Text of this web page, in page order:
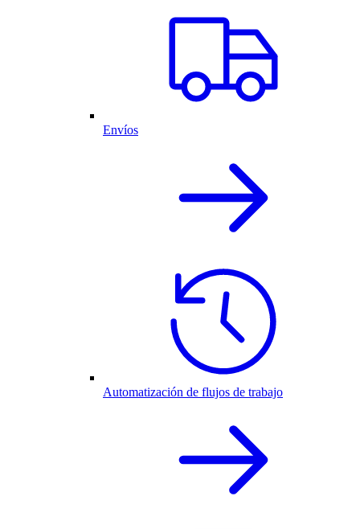
Envíos
Automatización de flujos de trabajo